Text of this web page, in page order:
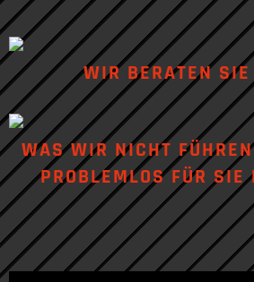
WIR BERATEN SIE
WAS WIR NICHT
PROBLEMLOS FÜR SIE